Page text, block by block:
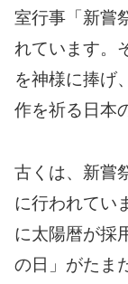
室行事「新嘗
れています。
を神様に捧げ
作を祈る日本
古くは、新嘗
に行われてい
に太陽暦が採
の日」がたま